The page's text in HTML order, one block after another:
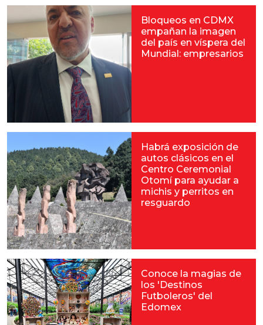
Bloqueos en CDMX
empañan la imagen
del país en víspera del
Mundial: empresarios
Habrá exposición de
autos clásicos en el
Centro Ceremonial
Otomí para ayudar a
michis y perritos en
resguardo
Conoce la magias de
los 'Destinos
Futboleros' del
Edomex